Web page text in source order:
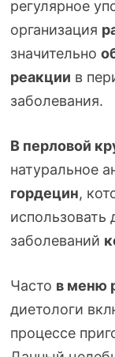
регулярное
организация
значительно
реакции в
заболевания.
В перловой
натуральное
гордецин,
использовать
заболеваний
Часто в меню
диетологи
процессе